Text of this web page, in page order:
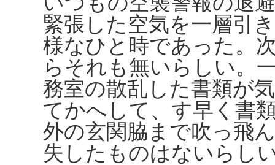
緊張した空気を一層引
様なひと時であった。
らそれも無いらしい。
務室の散乱した書類が
てかへして、す早く書
外の玄関脇まで吹っ飛
失したものはないらし